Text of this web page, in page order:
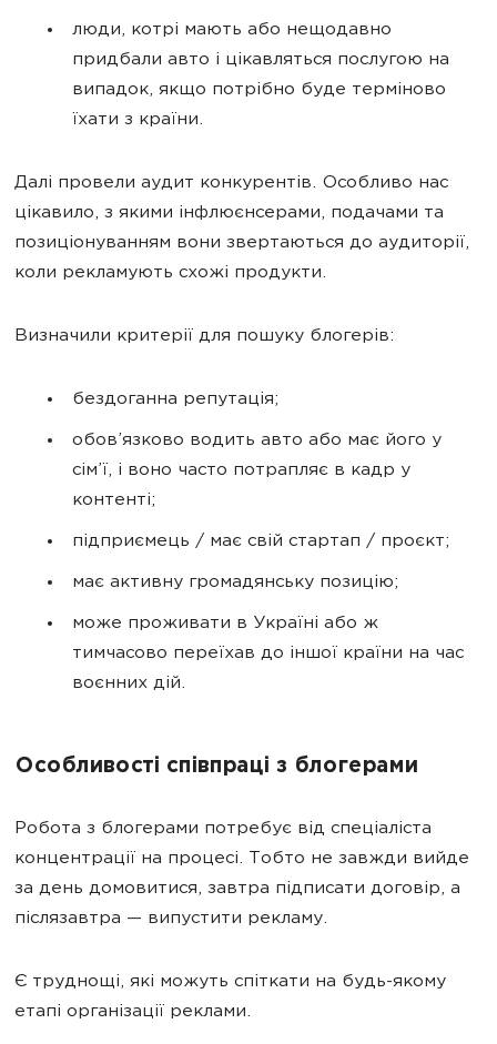
люди, котрі мають або нещодавно
придбали авто і цікавляться послугою на
випадок, якщо потрібно буде терміново
їхати з країни.
Далі провели аудит конкурентів. Особливо нас
цікавило, з якими інфлюєнсерами, подачами та
позиціонуванням вони звертаються до аудиторії,
коли рекламують схожі продукти.
Визначили критерії для пошуку блогерів:
бездоганна репутація;
обов’язково водить авто або має його у
сім’ї, і воно часто потрапляє в кадр у
контенті;
підприємець / має свій стартап / проєкт;
має активну громадянську позицію;
може проживати в Україні або ж
тимчасово переїхав до іншої країни на час
воєнних дій.
Особливості співпраці з блогерами
Робота з блогерами потребує від спеціаліста
концентрації на процесі. Тобто не завжди вийде
за день домовитися, завтра підписати договір, а
післязавтра — випустити рекламу.
Є труднощі, які можуть спіткати на будь-якому
етапі організації реклами.